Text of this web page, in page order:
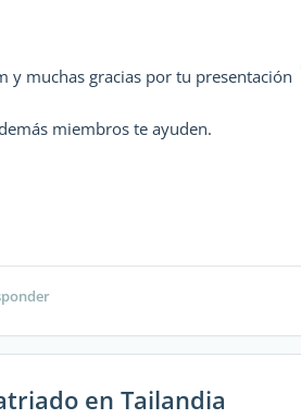
y muchas gracias por tu presentación
miembros te ayuden.
en Tailandia